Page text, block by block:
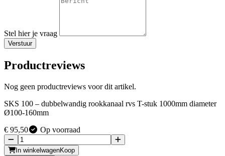
Stel hier je vraag
Verstuur
Productreviews
Nog geen productreviews voor dit artikel.
SKS 100 – dubbelwandig rookkanaal rvs T-stuk 1000mm diameter
Ø100-160mm
€ 95,50 Op voorraad
In winkelwagenKoop